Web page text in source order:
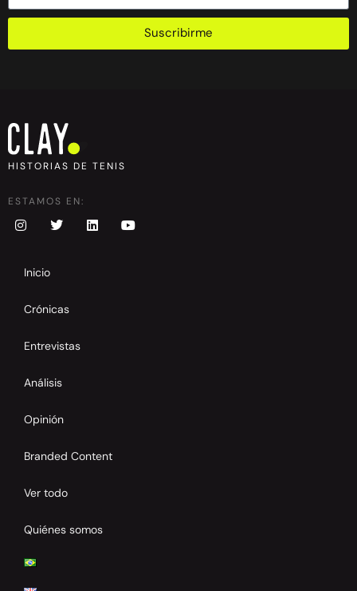
Suscribirme
HISTORIAS DE TENIS
ESTAMOS EN:
Inicio
Crónicas
Entrevistas
Análisis
Opinión
Branded Content
Ver todo
Quiénes somos